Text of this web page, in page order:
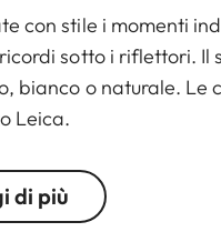
con stile i momenti
sotto i riflettori. Il
bianco o naturale. Le
Leica.
di più